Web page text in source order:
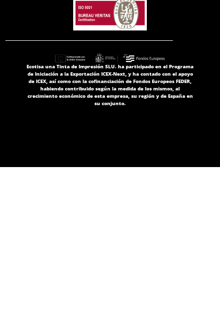
Ecotisa una Tinta de Impresión SLU. ha participado en el Programa
de Iniciación a la Exportación ICEX-Next, y ha contado con el apoyo
de ICEX, así como con la cofinanciación de Fondos Europeos FEDER,
habiendo contribuido según la medida de los mismos, al
crecimiento económico de esta empresa, su región y de España en
su conjunto.